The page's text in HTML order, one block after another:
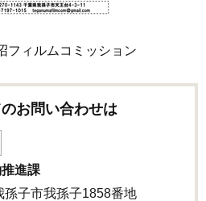
フィルムコミッション
お問い合わせは
進課
子市我孫子1858番地